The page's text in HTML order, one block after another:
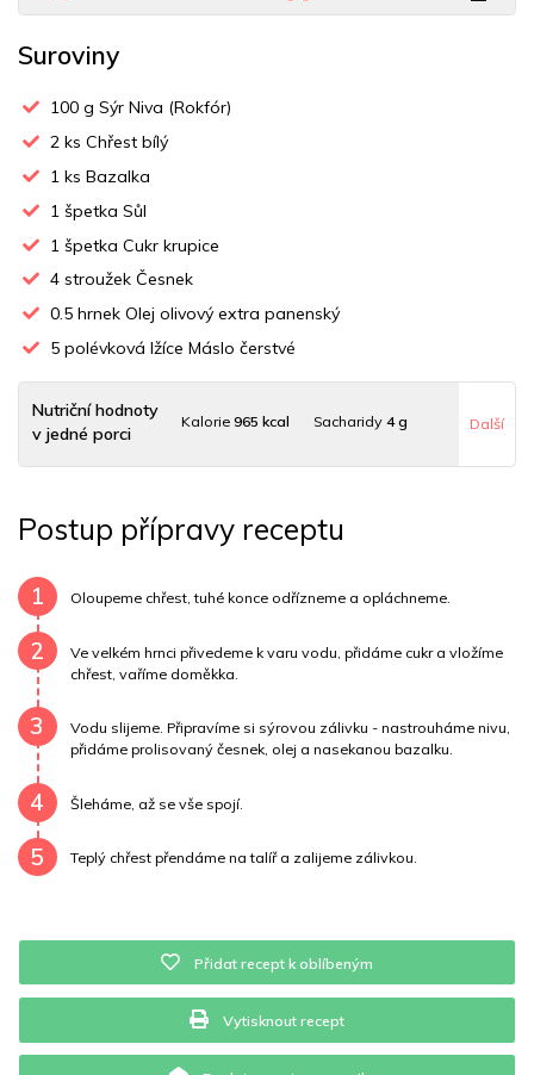
Suroviny
100 g Sýr Niva (Rokfór)
2 ks Chřest bílý
1 ks Bazalka
1 špetka Sůl
1 špetka Cukr krupice
4 stroužek Česnek
0.5 hrnek Olej olivový extra panenský
5 polévková lžíce Máslo čerstvé
Nutriční hodnoty
v jedné porci
Kalorie965 kcal Sacharidy 4 g
Uhlovodany 4 g Cholesterol65 mg
Draslík 123.9 mg Vláknina
414.7 mg 0.1 mg
Vitamín E0.1 mg Vápník0 mg Železo37 mg
Další
Postup přípravy receptu
1 Oloupeme chřest, tuhé konce odřízneme a opláchneme.
2
Ve velkém hrnci přivedeme k varu vodu, přidáme cukr a vložíme
chřest, vaříme doměkka.
3
Vodu slijeme. Připravíme si sýrovou zálivku - nastrouháme nivu,
přidáme prolisovaný česnek, olej a nasekanou bazalku.
4 Šleháme, až se vše spojí.
5 Teplý chřest přendáme na talíř a zalijeme zálivkou.
Přidat recept k oblíbeným
Vytisknout recept